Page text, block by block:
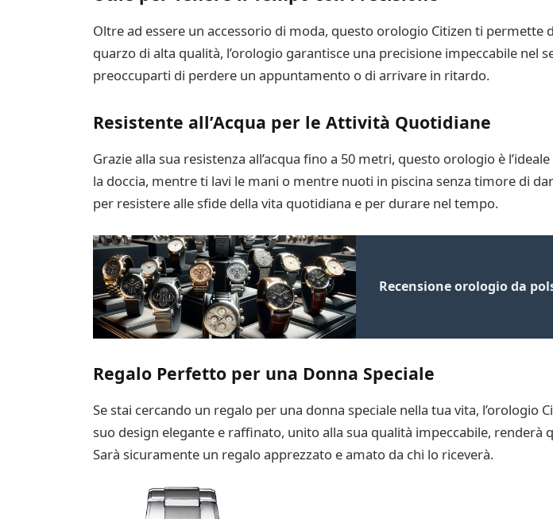
Oltre ad essere un accessorio di moda, questo orologio Citizen ti
quarzo di alta qualità, l’orologio garantisce una precisione impeccabile nel
preoccuparti di perdere un appuntamento o di arrivare in ritardo.
Resistente all’Acqua per le Attività Quotidiane
Grazie alla sua resistenza all’acqua fino a 50 metri, questo orologio è
la doccia, mentre ti lavi le mani o mentre nuoti in piscina senza timore di
per resistere alle sfide della vita quotidiana e per durare nel tempo.
Recensione orologio da
Regalo Perfetto per una Donna Speciale
Se stai cercando un regalo per una donna speciale nella tua vita, l’orologio
suo design elegante e raffinato, unito alla sua qualità impeccabile,
Sarà sicuramente un regalo apprezzato e amato da chi lo riceverà.